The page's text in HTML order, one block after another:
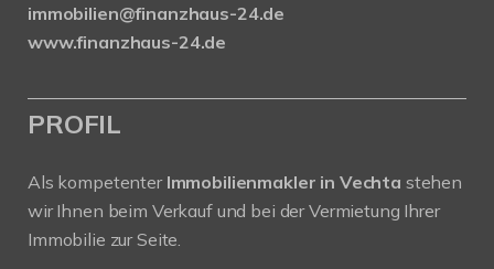
immobilien@finanzhaus-24.de
www.finanzhaus-24.de
PROFIL
Als kompetenter Immobilienmakler in Vechta stehen
wir Ihnen beim Verkauf und bei der Vermietung Ihrer
Immobilie zur Seite.